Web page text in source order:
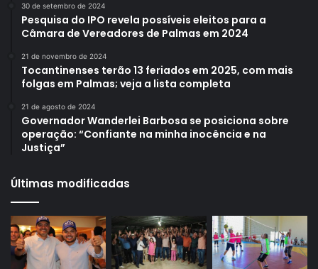
30 de setembro de 2024
Pesquisa do IPO revela possíveis eleitos para a
Câmara de Vereadores de Palmas em 2024
21 de novembro de 2024
Tocantinenses terão 13 feriados em 2025, com mais
folgas em Palmas; veja a lista completa
21 de agosto de 2024
Governador Wanderlei Barbosa se posiciona sobre
operação: “Confiante na minha inocência e na
Justiça”
Últimas modificadas